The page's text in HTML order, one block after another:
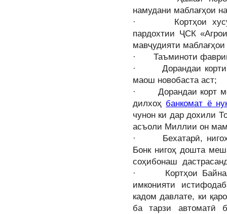
намудани маблағҳои
· Кортҳои
пардохтии ҶСК
мавҷудияти
· Таъминоти фаврии
· Дорандаи корти
маош новобаста аст;
· Дорандаи корт
дилхоҳ банкомат ё
чунон ки дар дохили
асъоли Миллии он
· Бехатарӣ,
Бонк нигоҳ дошта
соҳибонаш
· Кортҳои
имконияти
кадом давлате, ки
ба тарзи автоматӣ